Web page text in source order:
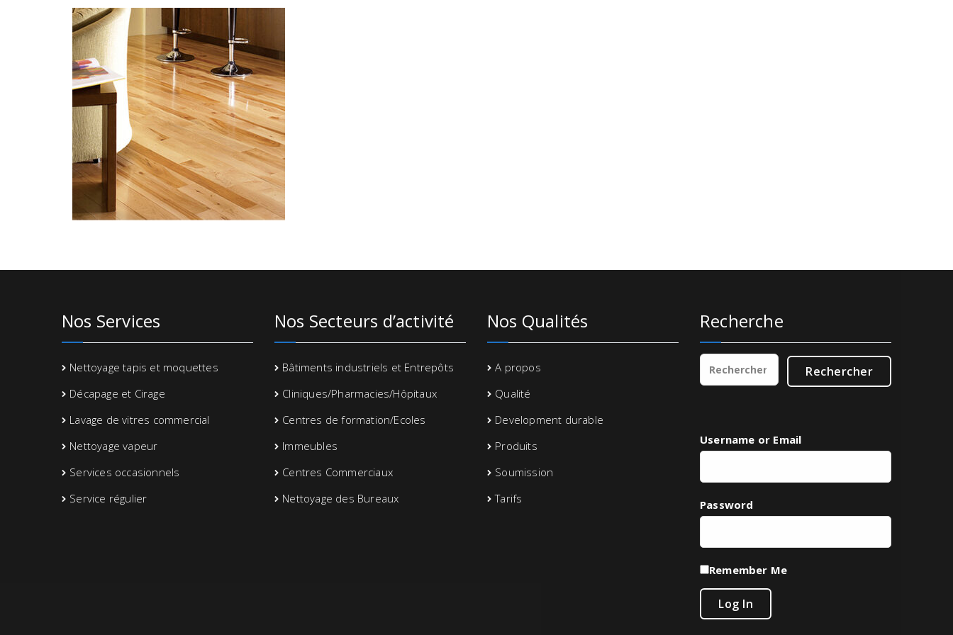
Nos Services
Nettoyage tapis et moquettes
Décapage et Cirage
Lavage de vitres commercial
Nettoyage vapeur
Services occasionnels
Service régulier
Nos Secteurs d’activité
Bâtiments industriels et Entrepôts
Cliniques/Pharmacies/Hôpitaux
Centres de formation/Ecoles
Immeubles
Centres Commerciaux
Nettoyage des Bureaux
Nos Qualités
A propos
Qualité
Development durable
Produits
Soumission
Tarifs
Recherche
Rechercher :
Username or Email
Password
Remember Me